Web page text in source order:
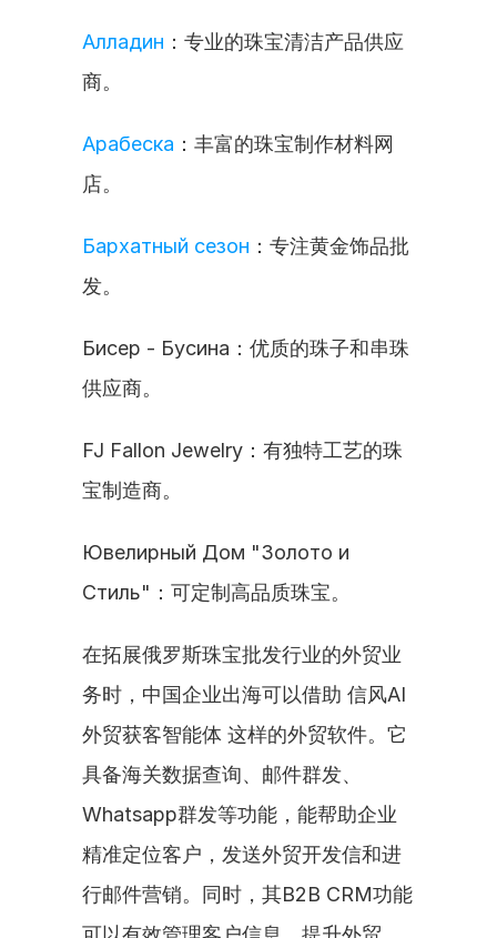
Алладин ：专业的珠宝清洁产品供应
商。
Арабеска ：丰富的珠宝制作材料网
店。
Бархатный сезон ：专注黄金饰品批
发。
Бисер - Бусина：优质的珠子和串珠
供应商。
FJ Fallon Jewelry：有独特工艺的珠
宝制造商。
Ювелирный Дом "Золото и
Стиль"：可定制高品质珠宝。
在拓展俄罗斯珠宝批发行业的外贸业
务时，中国企业出海可以借助 信风AI
外贸获客智能体 这样的外贸软件。它
具备海关数据查询、邮件群发、
Whatsapp群发等功能，能帮助企业
精准定位客户，发送外贸开发信和进
行邮件营销。同时，其B2B CRM功能